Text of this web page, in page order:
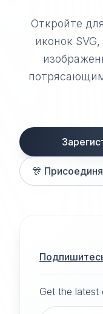
Откройте
иконок
🎊
Get the latest